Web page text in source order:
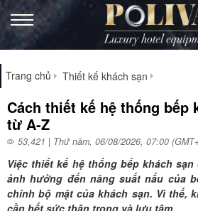
Trang chủ Thiết kế khách sạn
Cách thiết kế hệ thống bếp
từ A-Z
53,421 | Thứ năm, 06/08/2026, 07:00
Việc thiết kế hệ thống bếp khách
ảnh hưởng đến năng suất nấu của
chính bộ mặt của khách sạn. Vì thế,
cần hết sức thận trọng và lưu tâm.